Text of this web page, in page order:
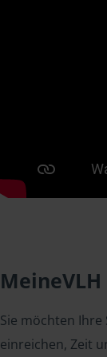
Sie möchten
einreichen, Zeit